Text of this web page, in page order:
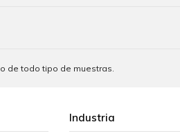
de todo tipo de muestras.
Industria